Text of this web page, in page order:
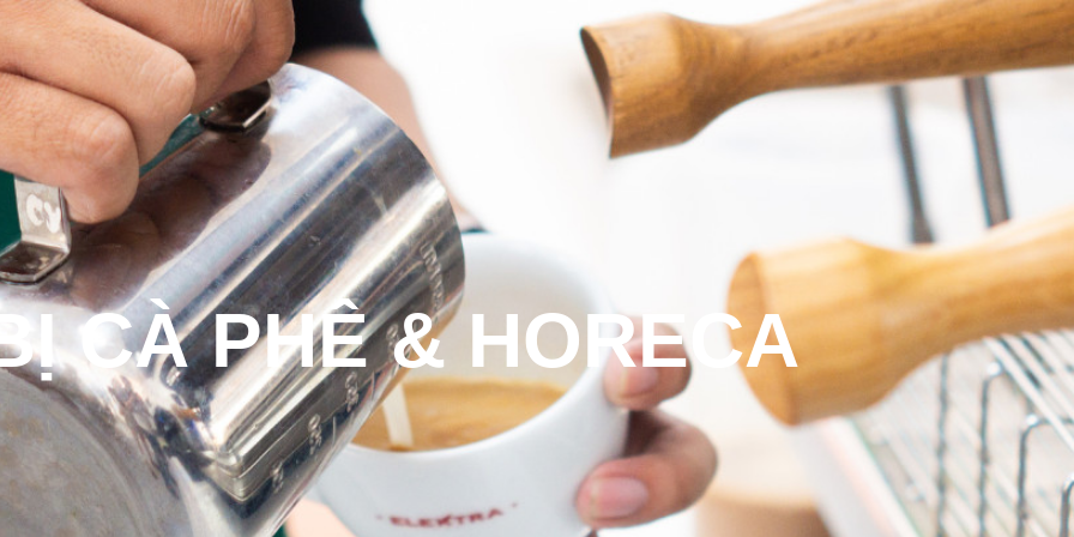
Sản Phẩm Dịch Vụ Đào Tạo Liên Hệ
CÀ PHÊ & HORECA